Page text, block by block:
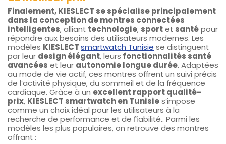
Finalement, KIESLECT se spécialise principalement
dans la conception de montres connectées
intelligentes, alliant technologie, sportet santépour
répondre aux besoins des utilisateurs modernes. Les
modèles KIESLECTsmartwatch Tunisie se distinguent
par leur design élégant, leurs fonctionnalités santé
avancées et leur autonomie longue durée. Adaptées
au mode de vie actif, ces montres offrent un suivi précis
de l’activité physique, du sommeil et de la fréquence
cardiaque. Grâce à un excellent rapport qualité-
prix, KIESLECT smartwatch en Tunisies’impose
comme un choix idéal pour les utilisateurs à la
recherche de performance et de fiabilité.. Parmi les
modèles les plus populaires, on retrouve des montres
offrant :